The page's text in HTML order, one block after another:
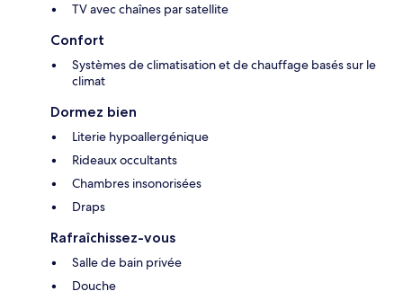
TV avec chaînes par satellite
Confort
Systèmes de climatisation et de chauffage basés sur le
climat
Dormez bien
Literie hypoallergénique
Rideaux occultants
Chambres insonorisées
Draps
Rafraîchissez-vous
Salle de bain privée
Douche